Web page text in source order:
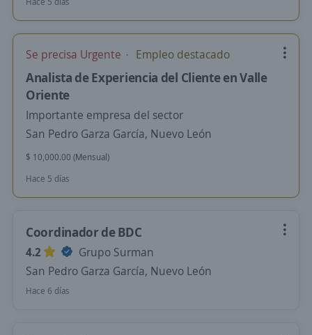
Se precisa Urgente Empleo destacado
Analista de Experiencia del Cliente en Valle
Oriente
Importante empresa del sector
San Pedro Garza García, Nuevo León
$ 10,000.00 (Mensual)
Hace 5 días
Coordinador de BDC
4.2
Grupo Surman
San Pedro Garza García, Nuevo León
Hace 6 días